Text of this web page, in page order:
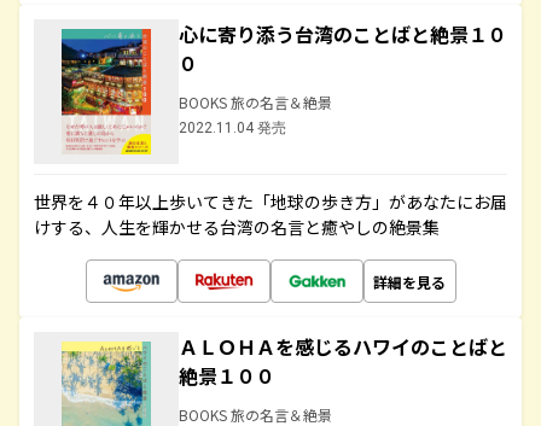
心に寄り添う台湾のことばと絶景１０
０
BOOKS 旅の名言＆絶景
2022.11.04 発売
世界を４０年以上歩いてきた「地球の歩き方」があなたにお届
けする、人生を輝かせる台湾の名言と癒やしの絶景集
詳細を見る
ＡＬＯＨＡを感じるハワイのことばと
絶景１００
BOOKS 旅の名言＆絶景